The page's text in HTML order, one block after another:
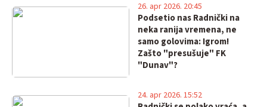
Podsetio nas Radnički na
neka ranija vremena, ne
samo golovima: Igrom!
Zašto "presušuje" FK
"Dunav"?
26. apr 2026. 20:45
24. apr 2026. 15:52